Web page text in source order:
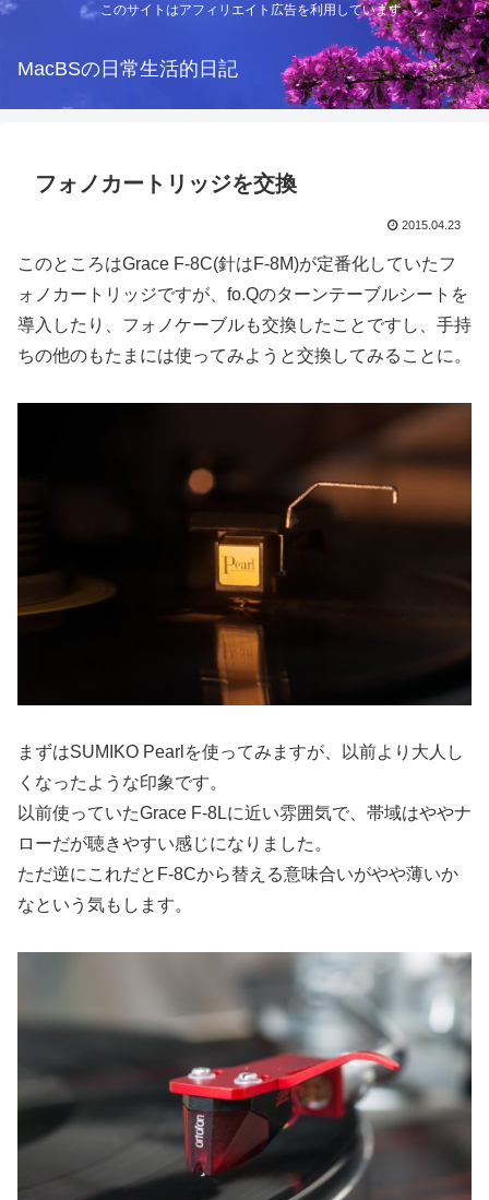
このサイトはアフィリエイト広告を利用しています
MacBSの日常生活的日記
フォノカートリッジを交換
2015.04.23
このところはGrace F-8C(針はF-8M)が定番化していたフ
ォノカートリッジですが、fo.Qのターンテーブルシートを
導入したり、フォノケーブルも交換したことですし、手持
ちの他のもたまには使ってみようと交換してみることに。
まずはSUMIKO Pearlを使ってみますが、以前より大人し
くなったような印象です。
以前使っていたGrace F-8Lに近い雰囲気で、帯域はややナ
ローだが聴きやすい感じになりました。
ただ逆にこれだとF-8Cから替える意味合いがやや薄いか
なという気もします。